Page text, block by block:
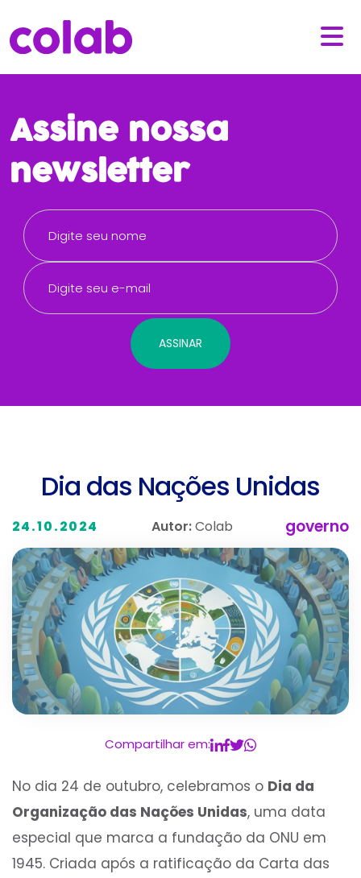
Assine nossa
newsletter
Dia das Nações Unidas
24.10.2024 Autor:Colab governo
Compartilhar em:
No dia 24 de outubro, celebramos o Dia da
Organização das Nações Unidas, uma data
especial que marca a fundação da ONU em
1945. Criada após a ratificação da Carta das